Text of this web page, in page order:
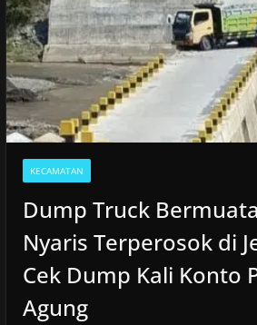
KECAMATAN
Dump Truck
Nyaris Terperosok di
Cek Dump Kali Konto
Agung